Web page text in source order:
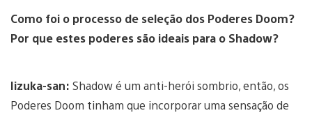
Como foi o processo de seleção dos Poderes Doom?
Por que estes poderes são ideais para o Shadow?
Iizuka-san: Shadow é um anti-herói sombrio, então, os
Poderes Doom tinham que incorporar uma sensação de